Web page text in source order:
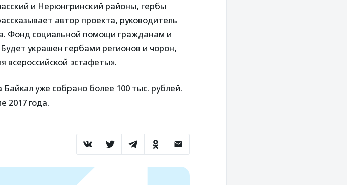
и Нерюнгринский районы, гербы
автор проекта, руководитель
Фонд социальной помощи гражданам и
Будет украшен гербами регионов и чорон,
всероссийской эстафеты».
уже собрано более 100 тыс. рублей.
2017 года.